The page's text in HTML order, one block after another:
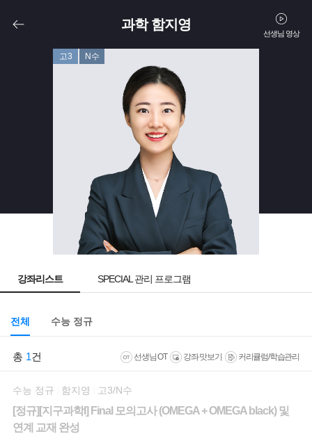
과학 함지영
선생님 영상
고3 N수
강좌리스트 SPECIAL 관리 프로그램
전체 수능 정규
총 1건 선생님 OT 강좌 맛보기 커리큘럼/학습관리
수능 정규 함지영 고3/N수
[정규][지구과학I] Final 모의고사 (OMEGA + OMEGA black) 및
연계 교재 완성